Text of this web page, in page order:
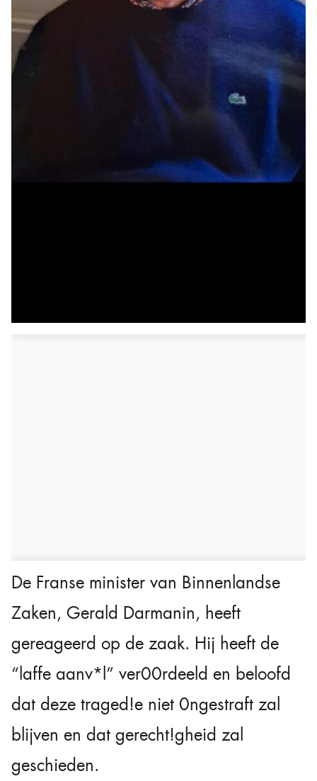
De Franse minister van Binnenlandse
Zaken, Gerald Darmanin, heeft
gereageerd op de zaak. Hij heeft de
“laffe aanv*l” ver00rdeeld en beloofd
dat deze traged!e niet 0ngestraft zal
blijven en dat gerecht!gheid zal
geschieden.